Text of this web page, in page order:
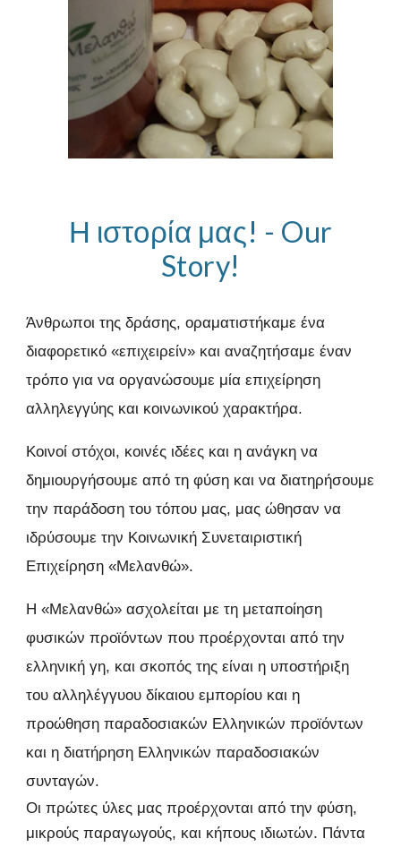
Η ιστορία μας! - Our
Story!
Άνθρωποι της δράσης, οραματιστήκαμε ένα
διαφορετικό «επιχειρείν» και αναζητήσαμε έναν
τρόπο για να οργανώσουμε μία επιχείρηση
αλληλεγγύης και κοινωνικού χαρακτήρα.
Κοινοί στόχοι, κοινές ιδέες και η ανάγκη να
δημιουργήσουμε από τη φύση και να διατηρήσουμε
την παράδοση του τόπου μας, μας ώθησαν να
ιδρύσουμε την Κοινωνική Συνεταιριστική
Επιχείρηση «Μελανθώ».
Η «Μελανθώ» ασχολείται με τη μεταποίηση
φυσικών προϊόντων που προέρχονται από την
ελληνική γη, και σκοπός της είναι η υποστήριξη
του αλληλέγγυου δίκαιου εμπορίου και η
προώθηση παραδοσιακών Ελληνικών προϊόντων
και η διατήρηση Ελληνικών παραδοσιακών
συνταγών.
Οι πρώτες ύλες μας προέρχονται από την φύση,
μικρούς παραγωγούς, και κήπους ιδιωτών. Πάντα